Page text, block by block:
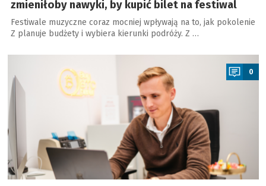
zmieniłoby nawyki, by kupić bilet na festiwal
Festiwale muzyczne coraz mocniej wpływają na to, jak pokolenie
Z planuje budżety i wybiera kierunki podróży. Z …
a
0